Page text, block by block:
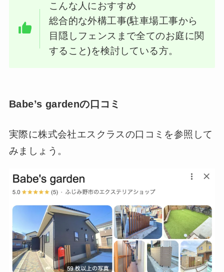
こんな人におすすめ
総合的な外構工事(駐車場工事から
目隠しフェンスまで全てのお庭に関
すること)を検討している方。
Babe’s gardenの口コミ
実際に株式会社エスクラスの口コミを参照して
みましょう。